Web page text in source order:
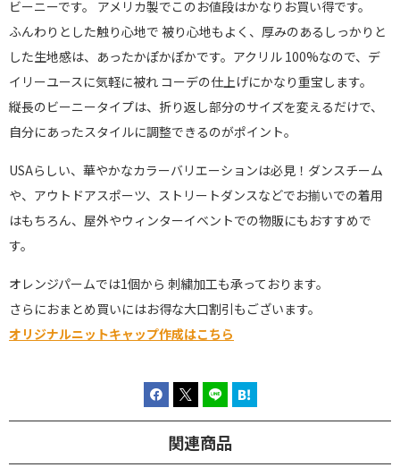
ビーニーです。 アメリカ製でこのお値段はかなりお買い得です。
ふんわりとした触り心地で 被り心地もよく、厚みのあるしっかりと
した生地感は、あったかぽかぽかです。アクリル 100%なので、デ
イリーユースに気軽に被れ コーデの仕上げにかなり重宝します。
縦長のビーニータイプは、折り返し部分のサイズを変えるだけで、
自分にあったスタイルに調整できるのがポイント。
USAらしい、華やかなカラーバリエーションは必見！ダンスチーム
や、アウトドアスポーツ、ストリートダンスなどでお揃いでの着用
はもちろん、屋外やウィンターイベントでの物販にもおすすめで
す。
オレンジパームでは1個から 刺繍加工も承っております。
さらにおまとめ買いにはお得な大口割引もございます。
オリジナルニットキャップ作成はこちら
関連商品